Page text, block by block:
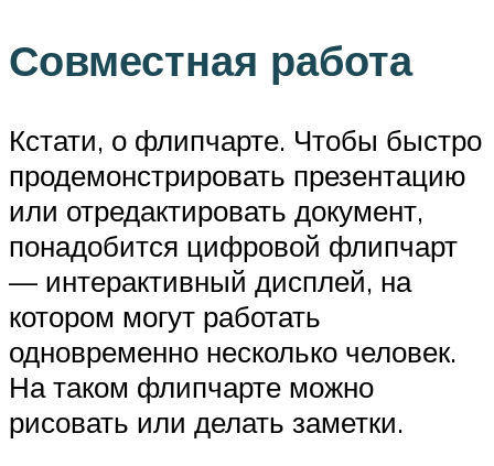
Совместная работа
Кстати, о флипчарте. Чтобы быстро
продемонстрировать презентацию
или отредактировать документ,
понадобится цифровой флипчарт
— интерактивный дисплей, на
котором могут работать
одновременно несколько человек.
На таком флипчарте можно
рисовать или делать заметки.